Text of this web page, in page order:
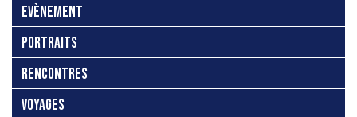
EVÈNEMENT
PORTRAITS
RENCONTRES
VOYAGES